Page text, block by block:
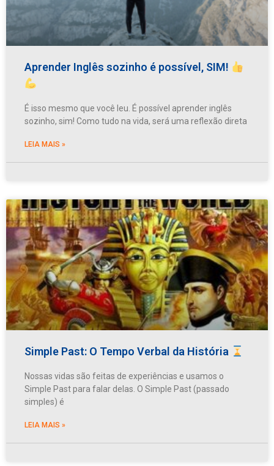
Aprender Inglês sozinho é possível, SIM!
É isso mesmo que você leu. É possível aprender inglês
sozinho, sim! Como tudo na vida, será uma reflexão direta
LEIA MAIS »
Simple Past: O Tempo Verbal da História
Nossas vidas são feitas de experiências e usamos o
Simple Past para falar delas. O Simple Past (passado
simples) é
LEIA MAIS »